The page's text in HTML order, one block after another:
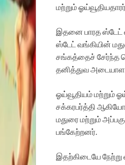
மற்றும்
இதனை பாரத ஸ்டேட்
ஸ்டேட் வங்கியின்
சங்கத்தைச் சேர்ந்த
தனித்துவ
ஓய்வூதியம் மற்றும்
சக்கரபர்த்தி
மதுரை மற்றும்
பங்கேற்றனர்.
இதற்கிடையே